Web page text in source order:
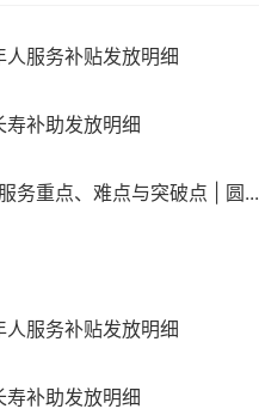
服务补贴发放明细
补助发放明细
务重点、难点与突破点 | 圆...
服务补贴发放明细
补助发放明细